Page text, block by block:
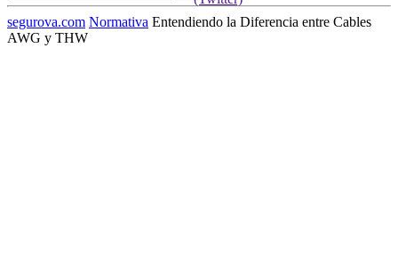
segurova.com Normativa Entendiendo la Diferencia entre Cables
AWG y THW